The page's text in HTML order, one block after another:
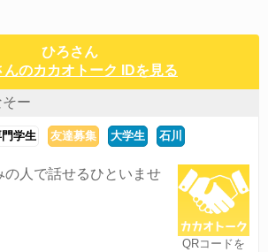
ひろさん
んのカカオトーク IDを見る
ー
学生 友達募集 大学生 石川
QRコードを
の人で話せるひといませ